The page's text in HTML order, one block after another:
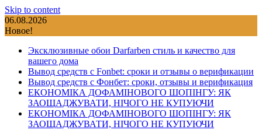
Skip to content
06.08.2026
Новое!
Эксклюзивные обои Darfarben стиль и качество для
вашего дома
Вывод средств с Fonbet: сроки и отзывы о верификации
Вывод средств с Фонбет: сроки, отзывы и верификация
ЕКОНОМІКА ДОФАМІНОВОГО ШОПІНГУ: ЯК
ЗАОЩАДЖУВАТИ, НІЧОГО НЕ КУПУЮЧИ
ЕКОНОМІКА ДОФАМІНОВОГО ШОПІНГУ: ЯК
ЗАОЩАДЖУВАТИ, НІЧОГО НЕ КУПУЮЧИ